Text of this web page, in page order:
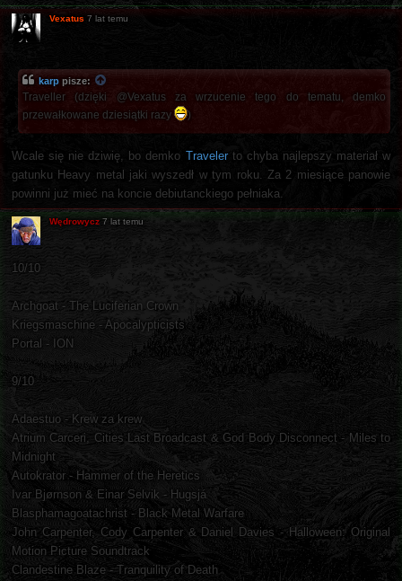
Vexatus 7 lat temu
karp pisze:
Traveller (dzięki @Vexatus za wrzucenie tego do tematu, demko
przewałkowane dziesiątki razy
)
Wcale się nie dziwię, bo demko Travelerto chyba najlepszy materiał w
gatunku Heavy metal jaki wyszedł w tym roku. Za 2 miesiące panowie
powinni już mieć na koncie debiutanckiego pełniaka.
Wędrowycz 7 lat temu
10/10
Archgoat - The Luciferian Crown
Kriegsmaschine - Apocalypticists
Portal - ION
9/10
Adaestuo - Krew za krew
Atrium Carceri, Cities Last Broadcast & God Body Disconnect - Miles to
Midnight
Autokrator - Hammer of the Heretics
Ivar Bjørnson & Einar Selvik - Hugsjá
Blasphamagoatachrist - Black Metal Warfare
John Carpenter, Cody Carpenter & Daniel Davies - Halloween: Original
Motion Picture Soundtrack
Clandestine Blaze - Tranquility of Death